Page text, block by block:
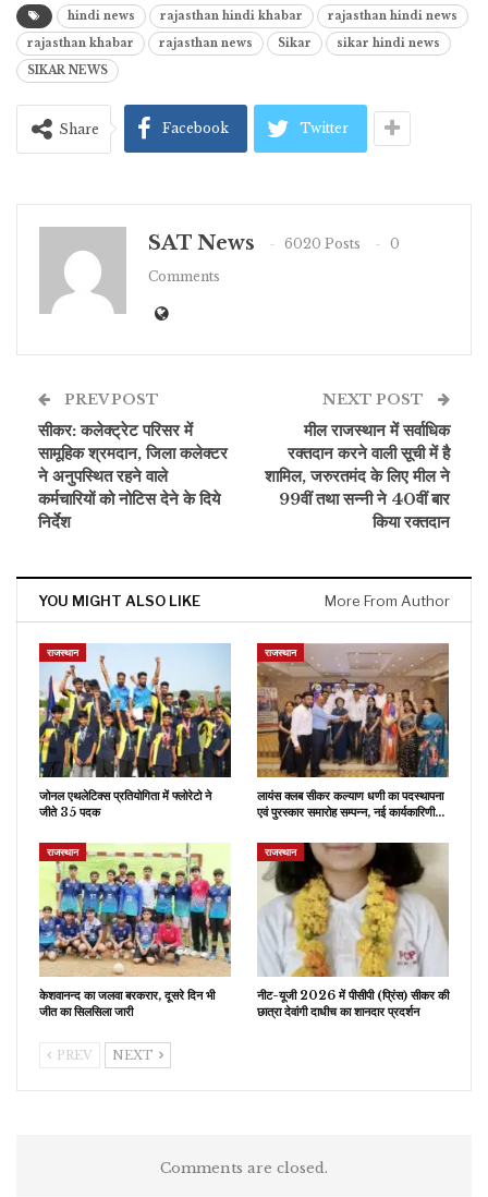
hindi news rajasthan hindi khabar
rajasthan hindi news
rajasthan khabar
rajasthan news Sikar
sikar hindi news
SIKAR NEWS
Share Facebook Twitter
SAT News 6020 Posts
0
Comments
PREV POST
सीकर: कलेक्ट्रेट परिसर में
सामूहिक श्रमदान, जिला कलेक्टर
ने अनुपस्थित रहने वाले
कर्मचारियों को नोटिस देने के दिये
निर्देश
NEXT POST
मील राजस्थान में सर्वाधिक
रक्तदान करने वाली सूची में है
शामिल, जरुरतमंद के लिए मील ने
99वीं तथा सन्नी ने 40वीं बार
किया रक्तदान
YOU MIGHT ALSO LIKE More From Author
राजस्थान
जोनल एथलेटिक्स प्रतियोगिता में फ्लोरेटो ने
जीते 35 पदक
राजस्थान
लायंस क्लब सीकर कल्याण धणी का पदस्थापना
एवं पुरस्कार समारोह सम्पन्न, नई कार्यकारिणी…
राजस्थान
केशवानन्द का जलवा बरकरार, दूसरे दिन भी
जीत का सिलसिला जारी
राजस्थान
नीट-यूजी 2026 में पीसीपी (प्रिंस) सीकर की
छात्रा देवांगी दाधीच का शानदार प्रदर्शन
PREV NEXT
Comments are closed.